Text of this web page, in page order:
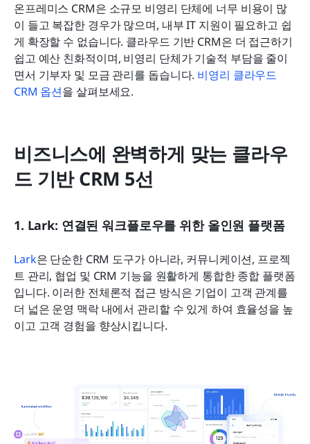
온프레미스 CRM은 소규모 비영리 단체에 너무 비용이 많
이 들고 복잡한 경우가 많으며, 내부 IT 지원이 필요하고 쉽
게 확장할 수 없습니다. 클라우드 기반 CRM은 더 접근하기
쉽고 예산 친화적이며, 비영리 단체가 기술적 부담을 줄이
면서 기부자 및 모금 관리를 돕습니다. 비영리 클라우드
CRM 옵션을 살펴보세요.
비즈니스에 완벽하게 맞는 클라우
드 기반 CRM 5선
1. Lark: 연결된 워크플로우를 위한 올인원 플랫폼
Lark은 단순한 CRM 도구가 아니라, 커뮤니케이션, 프로젝
트 관리, 협업 및 CRM 기능을 원활하게 통합한 종합 플랫폼
입니다. 이러한 전체론적 접근 방식은 기업이 고객 관계를
더 넓은 운영 맥락 내에서 관리할 수 있게 하여 효율성을 높
이고 고객 경험을 향상시킵니다.